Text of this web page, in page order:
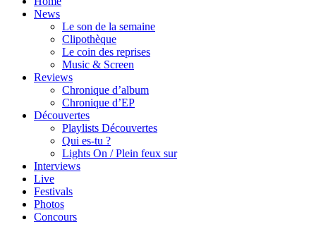
News
Le son de la semaine
Clipothèque
Le coin des reprises
Music & Screen
Reviews
Chronique d’album
Chronique d’EP
Découvertes
Playlists Découvertes
Qui es-tu ?
Lights On / Plein feux sur
Interviews
Live
Festivals
Photos
Concours